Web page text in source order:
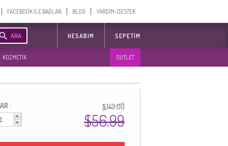
FACEBOOK İLE BAĞLAN BLOG YARDIM-DESTEK
ARA HESABIM SEPETIM
KOZMETİK OUTLET
: $143.00
$56.99